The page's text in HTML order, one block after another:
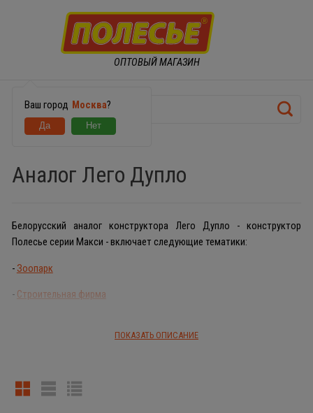
ОПТОВЫЙ МАГАЗИН
Ваш город Москва?
Аналог Лего Дупло
Белорусский аналог конструктора Лего Дупло - конструктор
Полесье серии Макси - включает следующие тематики:
- Зоопарк
- Строительная фирма
-Пожарная станция
ПОКАЗАТЬ ОПИСАНИЕ